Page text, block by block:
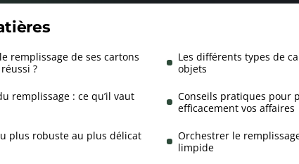
remplissage de ses cartons
?
Les différents types de
objets
remplissage : ce qu’il vaut
Conseils pratiques pour
efficacement vos affaires
plus robuste au plus délicat
Orchestrer le
limpide